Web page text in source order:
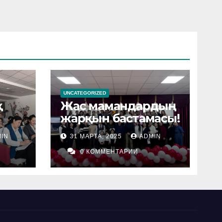
UNCATEGORIZED
Жас мамандардың
жарқын бастамасы!
31 МАРТА, 2025 ADMIN
0 КОММЕНТАРИИ